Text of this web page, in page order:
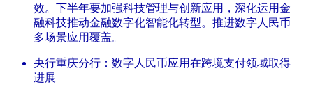
效。下半年要加强科技管理与创新应用，深化运用金
融科技推动金融数字化智能化转型。推进数字人民币
多场景应用覆盖。
央行重庆分行：数字人民币应用在跨境支付领域取得
进展